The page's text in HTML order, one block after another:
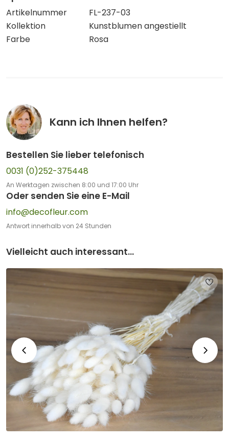
Artikelnummer
FL-237-03
Kollektion
Kunstblumen angestiellt
Farbe
Rosa
Kann ich Ihnen helfen?
Bestellen Sie lieber telefonisch
0031 (0)252-375448
An Werktagen zwischen 8:00 und 17:00 Uhr
Oder senden Sie eine E-Mail
info@decofleur.com
Antwort innerhalb von 24 Stunden
Vielleicht auch interessant...